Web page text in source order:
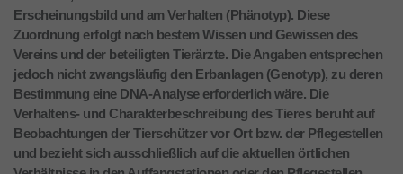
Erscheinungsbild und am Verhalten (Phänotyp). Diese
Zuordnung erfolgt nach bestem Wissen und Gewissen des
Vereins und der beteiligten Tierärzte. Die Angaben entsprechen
jedoch nicht zwangsläufig den Erbanlagen (Genotyp), zu deren
Bestimmung eine DNA-Analyse erforderlich wäre. Die
Verhaltens- und Charakterbeschreibung des Tieres beruht auf
Beobachtungen der Tierschützer vor Ort bzw. der Pflegestellen
und bezieht sich ausschließlich auf die aktuellen örtlichen